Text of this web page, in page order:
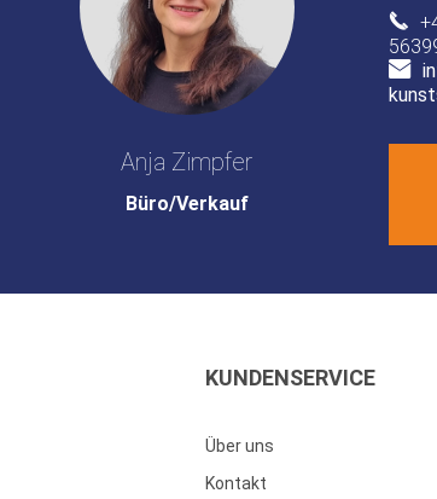
Anja Zimpfer
Büro/Verkauf
KUNDENSERVICE
Über uns
Kontakt